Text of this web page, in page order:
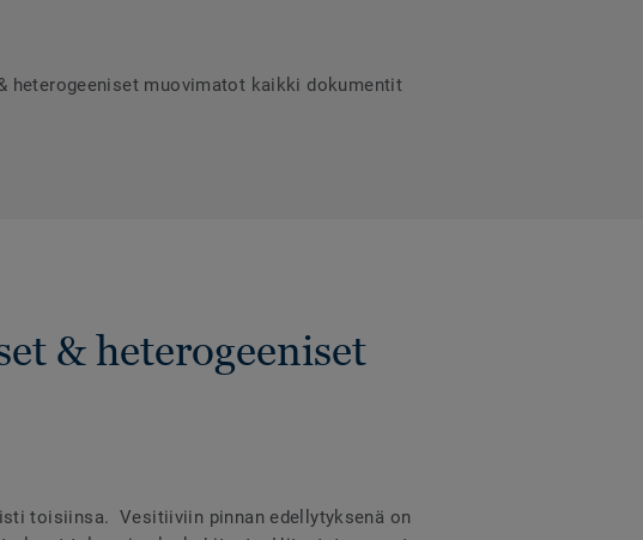
heterogeeniset muovimatot kaikki dokumentit
& heterogeeniset
toisiinsa. Vesitiiviin pinnan edellytyksenä on